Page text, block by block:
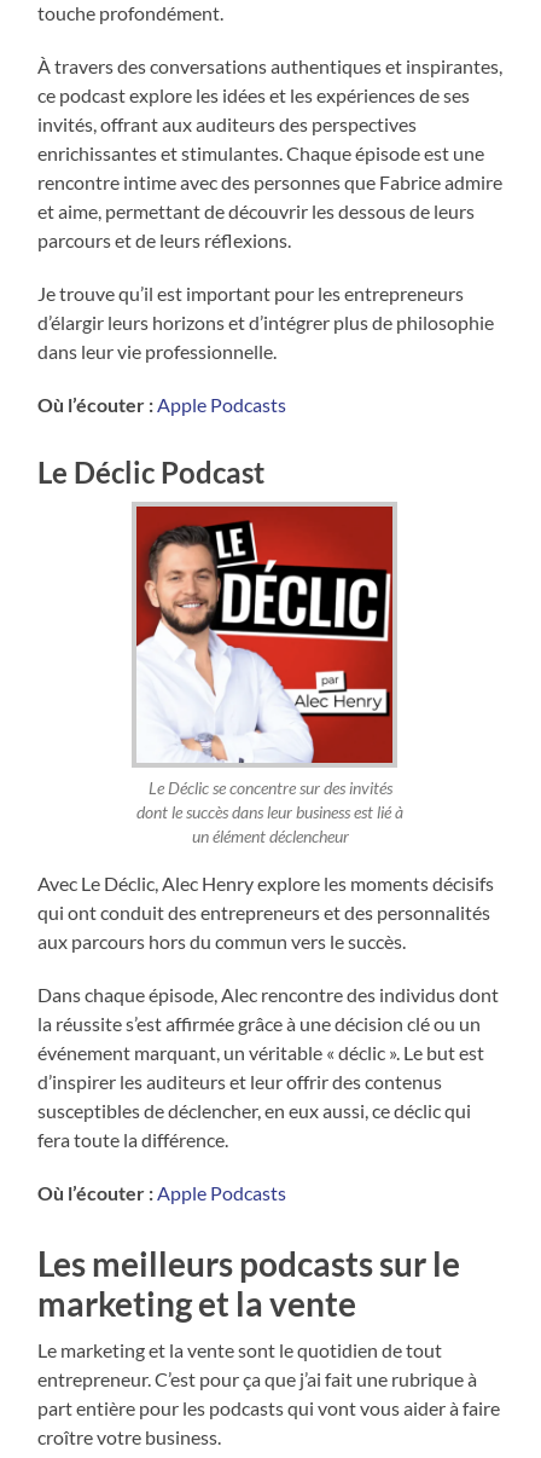
touche profondément.
À travers des conversations authentiques et inspirantes,
ce podcast explore les idées et les expériences de ses
invités, offrant aux auditeurs des perspectives
enrichissantes et stimulantes. Chaque épisode est une
rencontre intime avec des personnes que Fabrice admire
et aime, permettant de découvrir les dessous de leurs
parcours et de leurs réflexions.
Je trouve qu’il est important pour les entrepreneurs
d’élargir leurs horizons et d’intégrer plus de philosophie
dans leur vie professionnelle.
Où l’écouter :Apple Podcasts
Le Déclic Podcast
Le Déclic se concentre sur des invités
dont le succès dans leur business est lié à
un élément déclencheur
Avec Le Déclic, Alec Henry explore les moments décisifs
qui ont conduit des entrepreneurs et des personnalités
aux parcours hors du commun vers le succès.
Dans chaque épisode, Alec rencontre des individus dont
la réussite s’est affirmée grâce à une décision clé ou un
événement marquant, un véritable « déclic ». Le but est
d’inspirer les auditeurs et leur offrir des contenus
susceptibles de déclencher, en eux aussi, ce déclic qui
fera toute la différence.
Où l’écouter :Apple Podcasts
Les meilleurs podcasts sur le
marketing et la vente
Le marketing et la vente sont le quotidien de tout
entrepreneur. C’est pour ça que j’ai fait une rubrique à
part entière pour les podcasts qui vont vous aider à faire
croître votre business.